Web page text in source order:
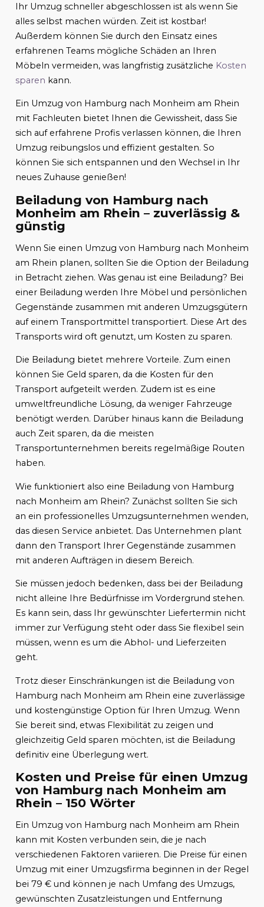
Ihr Umzug schneller abgeschlossen ist als wenn Sie
alles selbst machen würden. Zeit ist kostbar!
Außerdem können Sie durch den Einsatz eines
erfahrenen Teams mögliche Schäden an Ihren
Möbeln vermeiden, was langfristig zusätzliche Kosten
sparen kann.
Ein Umzug von Hamburg nach Monheim am Rhein
mit Fachleuten bietet Ihnen die Gewissheit, dass Sie
sich auf erfahrene Profis verlassen können, die Ihren
Umzug reibungslos und effizient gestalten. So
können Sie sich entspannen und den Wechsel in Ihr
neues Zuhause genießen!
Beiladung von Hamburg nach
Monheim am Rhein – zuverlässig &
günstig
Wenn Sie einen Umzug von Hamburg nach Monheim
am Rhein planen, sollten Sie die Option der Beiladung
in Betracht ziehen. Was genau ist eine Beiladung? Bei
einer Beiladung werden Ihre Möbel und persönlichen
Gegenstände zusammen mit anderen Umzugsgütern
auf einem Transportmittel transportiert. Diese Art des
Transports wird oft genutzt, um Kosten zu sparen.
Die Beiladung bietet mehrere Vorteile. Zum einen
können Sie Geld sparen, da die Kosten für den
Transport aufgeteilt werden. Zudem ist es eine
umweltfreundliche Lösung, da weniger Fahrzeuge
benötigt werden. Darüber hinaus kann die Beiladung
auch Zeit sparen, da die meisten
Transportunternehmen bereits regelmäßige Routen
haben.
Wie funktioniert also eine Beiladung von Hamburg
nach Monheim am Rhein? Zunächst sollten Sie sich
an ein professionelles Umzugsunternehmen wenden,
das diesen Service anbietet. Das Unternehmen plant
dann den Transport Ihrer Gegenstände zusammen
mit anderen Aufträgen in diesem Bereich.
Sie müssen jedoch bedenken, dass bei der Beiladung
nicht alleine Ihre Bedürfnisse im Vordergrund stehen.
Es kann sein, dass Ihr gewünschter Liefertermin nicht
immer zur Verfügung steht oder dass Sie flexibel sein
müssen, wenn es um die Abhol- und Lieferzeiten
geht.
Trotz dieser Einschränkungen ist die Beiladung von
Hamburg nach Monheim am Rhein eine zuverlässige
und kostengünstige Option für Ihren Umzug. Wenn
Sie bereit sind, etwas Flexibilität zu zeigen und
gleichzeitig Geld sparen möchten, ist die Beiladung
definitiv eine Überlegung wert.
Kosten und Preise für einen Umzug
von Hamburg nach Monheim am
Rhein – 150 Wörter
Ein Umzug von Hamburg nach Monheim am Rhein
kann mit Kosten verbunden sein, die je nach
verschiedenen Faktoren variieren. Die Preise für einen
Umzug mit einer Umzugsfirma beginnen in der Regel
bei 79 € und können je nach Umfang des Umzugs,
gewünschten Zusatzleistungen und Entfernung